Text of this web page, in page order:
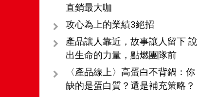
直銷最大咖
攻心為上的業績3絕招
產品讓人靠近，故事讓人留下 說
出生命的力量，點燃團隊前
〈產品線上〉高蛋白不背鍋：你
缺的是蛋白質？還是補充策略？